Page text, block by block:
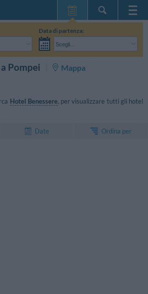
Home Page
Le mie Prenotazioni
InItalia Club
Data di partenza:
Scegli...
Pompei
Mappa
Hotel Benessere, per visualizzare tutti gli hotel
Date Ordina per